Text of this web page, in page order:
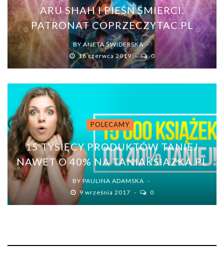
ARU SHAH I PIEŚŃ ŚMIERCI.
PATRONAT COPRZECZYTAC.PL
BYANETA ŚWIDERSKA
18 czerwca 2019
0
POLECAMY
15 TYSIĘCY PRODUKTÓW TANIEJ
NAWET O 40% NA TANIAKSIAZKA.PL
BY PAULINA ADAMSKA
9 września 2017
0